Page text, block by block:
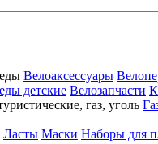
Велоаксессуары
детские Велозапчасти
газ, уголь
Ласты Маски Наборы для